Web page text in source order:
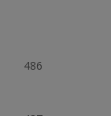
486